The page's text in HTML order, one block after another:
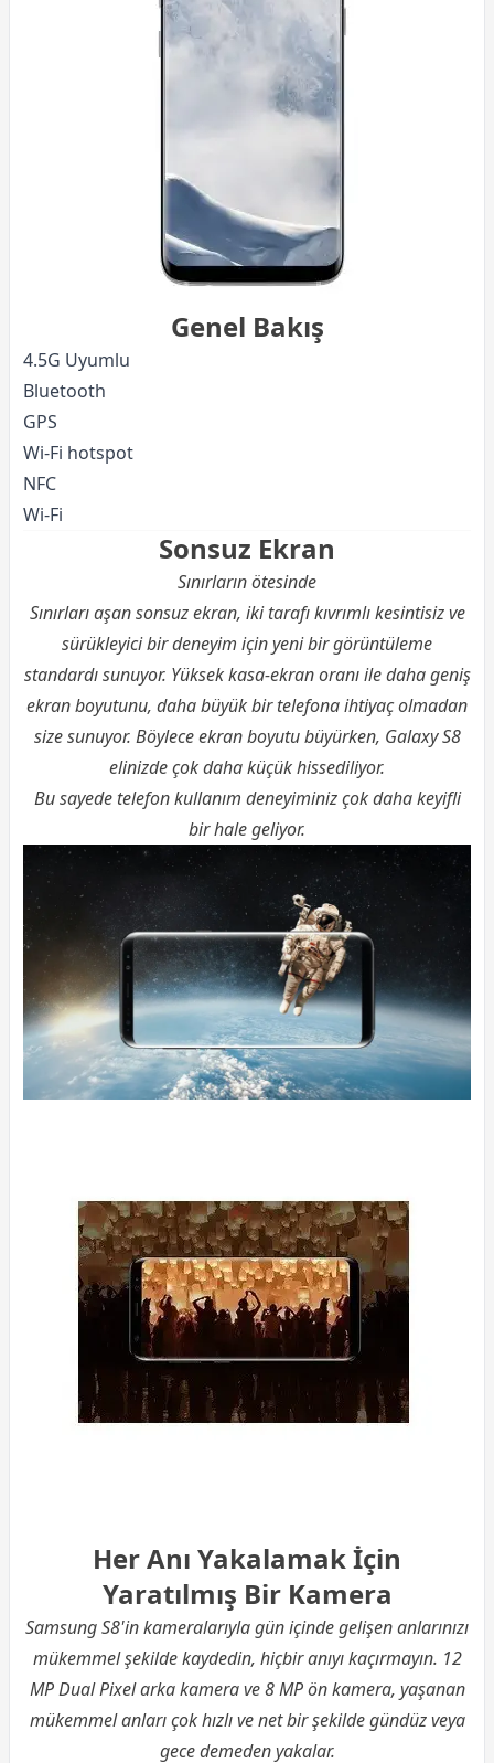
Genel Bakış
4.5G Uyumlu
Bluetooth
GPS
Wi-Fi hotspot
NFC
Wi-Fi
Sonsuz Ekran
Sınırların ötesinde
Sınırları aşan sonsuz ekran, iki tarafı kıvrımlı kesintisiz ve
sürükleyici bir deneyim için yeni bir görüntüleme
standardı sunuyor. Yüksek kasa-ekran oranı ile daha geniş
ekran boyutunu, daha büyük bir telefona ihtiyaç olmadan
size sunuyor. Böylece ekran boyutu büyürken, Galaxy S8
elinizde çok daha küçük hissediliyor.
Bu sayede telefon kullanım deneyiminiz çok daha keyifli
bir hale geliyor.
Her Anı Yakalamak İçin
Yaratılmış Bir Kamera
Samsung S8'in kameralarıyla gün içinde gelişen anlarınızı
mükemmel şekilde kaydedin, hiçbir anıyı kaçırmayın. 12
MP Dual Pixel arka kamera ve 8 MP ön kamera, yaşanan
mükemmel anları çok hızlı ve net bir şekilde gündüz veya
gece demeden yakalar.